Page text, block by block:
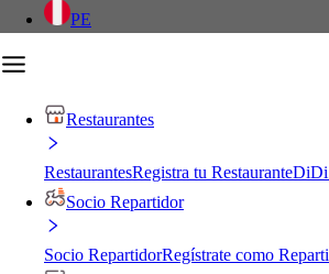
PE
Restaurantes
RestaurantesRegistra tu RestauranteDiDi
Socio Repartidor
Socio RepartidorRegístrate como